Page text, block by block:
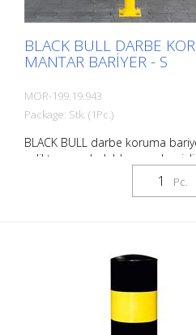
BLACK BULL DARBE
MANTAR BARIYER - S
MOR-199.19.943
Package: Stk. (1Pc.)
BLACK BULL darbe koruma
çelikten, sıcak daldırma galvanizli
siyah/sarı kaplamalı, dübel için,
mm, et kalınlığı 3,6 mm. The
envanteri, trafik yollarını ve çalışma
koruma babaları makineleri,
destekleri, kolonları, rafları, (silindir)
kapıları, yükleme rampalarını vb.
Pc.